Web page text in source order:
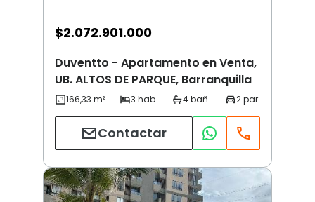
$2.072.901.000
Duventto - Apartamento en Venta,
UB. ALTOS DE PARQUE, Barranquilla
Contactar